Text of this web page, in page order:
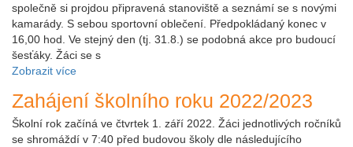
společně si projdou připravená stanoviště a seznámí se s novými
kamarády. S sebou sportovní oblečení. Předpokládaný konec v
16,00 hod. Ve stejný den (tj. 31.8.) se podobná akce pro budoucí
šesťáky. Žáci se s
Zobrazit více
Zahájení školního roku 2022/2023
Školní rok začíná ve čtvrtek 1. září 2022. Žáci jednotlivých ročníků
se shromáždí v 7:40 před budovou školy dle následujícího